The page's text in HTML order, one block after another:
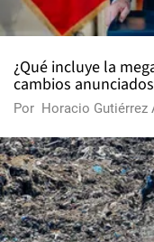
¿Qué incluye la
cambios
Por Horacio Gutiérrez